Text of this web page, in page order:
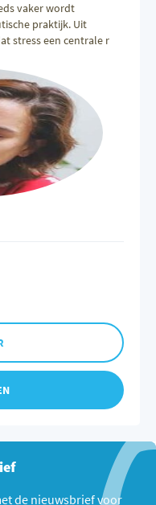
vaker wordt
praktijk. Uit
stress een centrale r
de nieuwsbrief voor